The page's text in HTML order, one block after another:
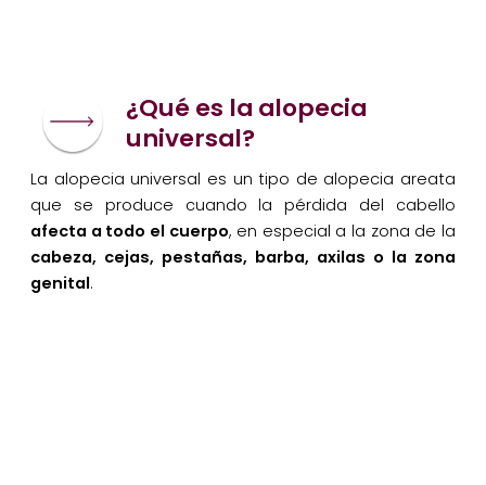
¿Qué es la alopecia
universal?
La alopecia universal es un tipo de alopecia areata
que se produce cuando la pérdida del cabello
afecta a todo el cuerpo, en especial a la zona de la
cabeza, cejas, pestañas, barba, axilas o la zona
genital.